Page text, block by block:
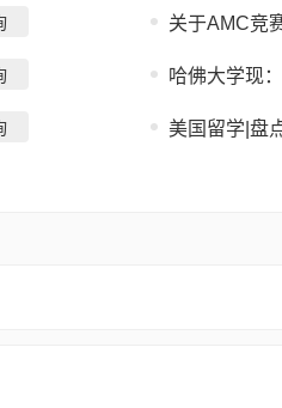
关于AMC竞
哈佛大学现
美国留学|盘